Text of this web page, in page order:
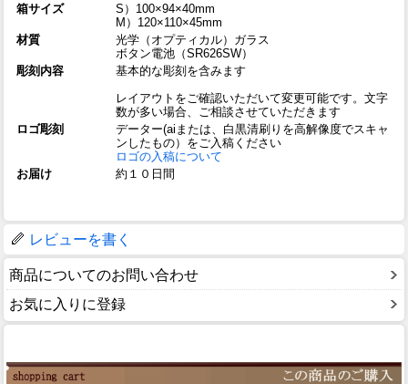
箱サイズ
S）100×94×40mm
M）120×110×45mm
材質
光学（オプティカル）ガラス
ボタン電池（SR626SW）
彫刻内容
基本的な彫刻を含みます
レイアウトをご確認いただいて変更可能です。文字
数が多い場合、ご相談させていただきます
ロゴ彫刻
データー(aiまたは、白黒清刷りを高解像度でスキャ
ンしたもの）をご入稿ください
ロゴの入稿について
お届け
約１０日間
レビューを書く
商品についてのお問い合わせ
お気に入りに登録